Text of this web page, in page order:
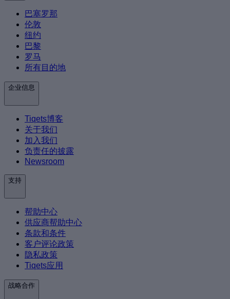
巴塞罗那
伦敦
纽约
巴黎
罗马
所有目的地
企业信息
Tiqets博客
关于我们
加入我们
负责任的披露
Newsroom
支持
帮助中心
供应商帮助中心
条款和条件
客户评论政策
隐私政策
Tiqets应用
战略合作